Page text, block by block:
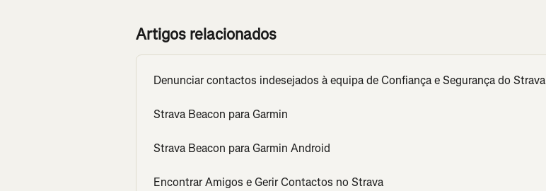
Artigos relacionados
Denunciar contactos indesejados à equipa de Confiança e Segurança do Strava
Strava Beacon para Garmin
Strava Beacon para Garmin Android
Encontrar Amigos e Gerir Contactos no Strava